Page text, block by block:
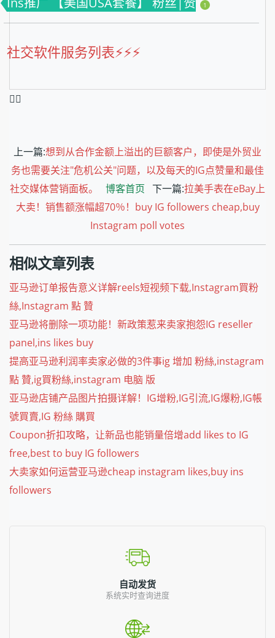
1
社交软件服务列表⚡️⚡️⚡️
❤️‍🔥
上一篇:想到从合作金额上溢出的巨额客户，即使是外贸业
务也需要关注"危机公关"问题，以及每天的IG点赞量和最佳
社交媒体营销面板。
博客首页 下一篇:拉美手表在eBay上
大卖！销售额涨幅超70％！buy IG followers cheap,buy
Instagram poll votes
相似文章列表
亚马逊订单报告意义详解reels短视频下载,Instagram買粉
絲,Instagram 點 贊
亚马逊将删除一项功能！新政策惹来卖家抱怨IG reseller
panel,ins likes buy
提高亚马逊利润率卖家必做的3件事ig 增加 粉絲,instagram
點 贊,ig買粉絲,instagram 电脑 版
亚马逊店铺产品图片拍摄详解！IG增粉,IG引流,IG爆粉,IG帳
號買賣,IG 粉絲 購買
Coupon折扣攻略，让新品也能销量倍增add likes to IG
free,best to buy IG followers
大卖家如何运营亚马逊cheap instagram likes,buy ins
followers
自动发货
系统实时查询进度